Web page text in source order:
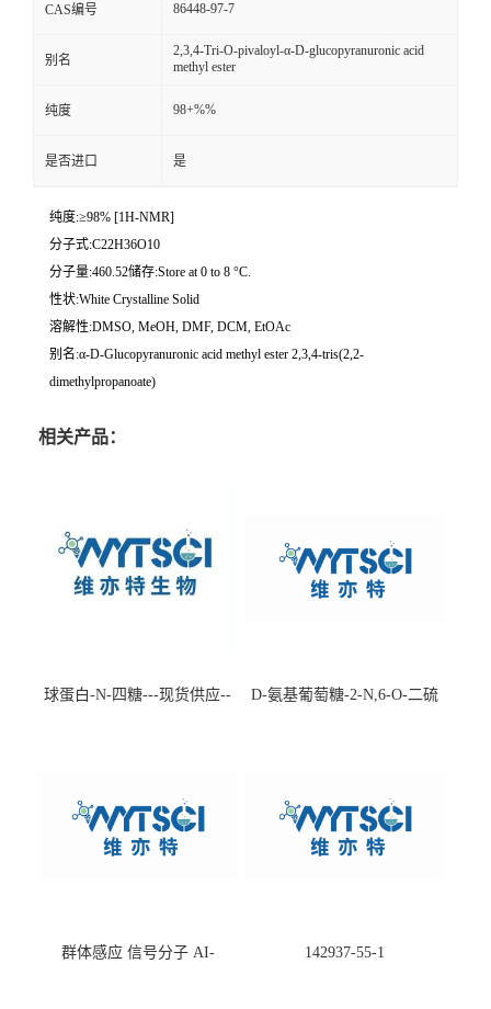
CAS编号 86448-97-7
别名
2,3,4-Tri-O-pivaloyl-α-D-glucopyranuronic acid
methyl ester
纯度 98+%%
是否进口 是
纯度:≥98% [1H-NMR]
分子式:C22H36O10
分子量:460.52储存:Store at 0 to 8 °C.
性状:White Crystalline Solid
溶解性:DMSO, MeOH, DMF, DCM, EtOAc
别名:α-D-Glucopyranuronic acid methyl ester 2,3,4-tris(2,2-
dimethylpropanoate)
相关产品：
球蛋白-N-四糖---现货供应--
D-氨基葡萄糖-2-N,6-O-二硫
群体感应 信号分子 AI-
142937-55-1